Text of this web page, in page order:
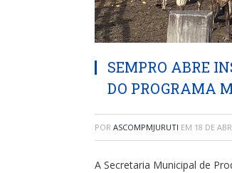
SEMPRO ABRE
DO PROGRAMA
POR ASCOMPMJURUTI EM 18 DE
A Secretaria Municipal de